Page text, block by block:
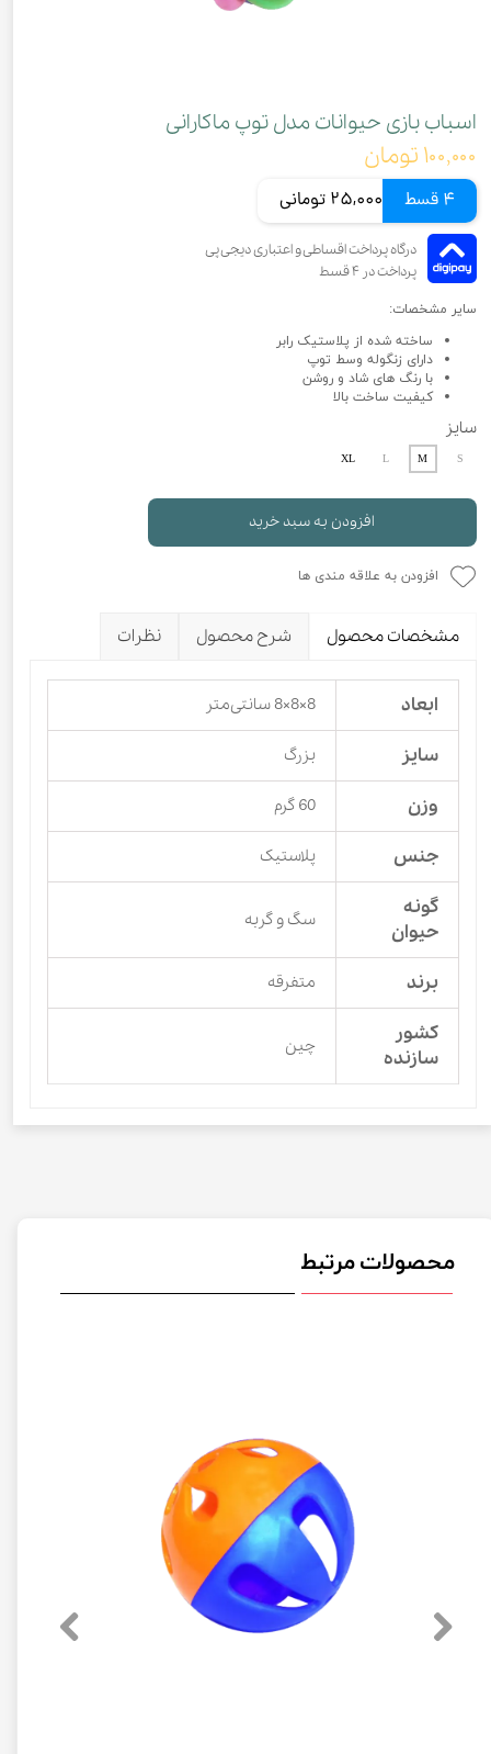
اسباب بازی حیوانات مدل توپ ماکارانی
۱۰۰,۰۰۰ تومان
4 قسط 25,000 تومانی
سایر مشخصات:
ساخته شده از پلاستیک رابر
دارای زنگوله وسط توپ
با رنگ های شاد و روشن
کیفیت ساخت بالا
سایز
S
M
L
XL
افزودن به سبد خرید
افزودن به علاقه مندی ها
مشخصات محصول شرح محصول نظرات
ابعاد 8×8×8 سانتی‌متر
سایز بزرگ
وزن 60 گرم
جنس پلاستیک
گونه
حیوان
سگ و گربه
برند متفرقه
کشور
سازنده
چین
محصولات مرتبط